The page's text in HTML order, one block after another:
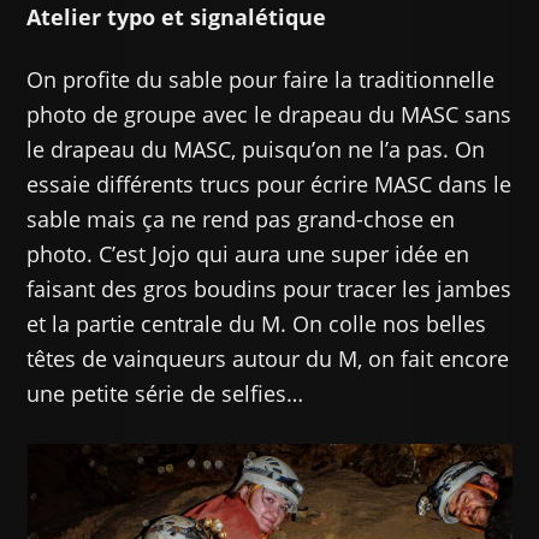
Atelier typo et signalétique
On profite du sable pour faire la traditionnelle
photo de groupe avec le drapeau du MASC sans
le drapeau du MASC, puisqu’on ne l’a pas. On
essaie différents trucs pour écrire MASC dans le
sable mais ça ne rend pas grand-chose en
photo. C’est Jojo qui aura une super idée en
faisant des gros boudins pour tracer les jambes
et la partie centrale du M. On colle nos belles
têtes de vainqueurs autour du M, on fait encore
une petite série de selfies…